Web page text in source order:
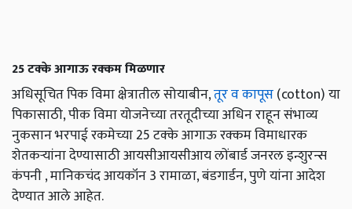
25 टक्के आगाऊ रक्कम मिळणार
अधिसूचित पिक विमा क्षेत्रातील सोयाबीन,तूर व कापूस(cotton) या
पिकासाठी, पीक विमा योजनेच्या तरतूदीच्या अधिन राहून संभाव्य
नुकसान भरपाई रकमेच्या 25 टक्के आगाऊ रक्कम विमाधारक
शेतकऱ्यांना देण्यासाठी आयसीआयसीआय लोंबार्ड जनरल इन्शुरन्स
कंपनी , मानिकचंद आयकॉन 3 रामाळा, बंडगार्डन, पुणे यांना आदेश
देण्यात आले आहेत.